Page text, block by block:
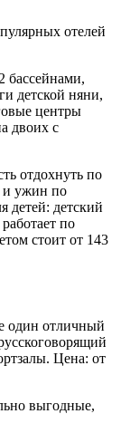
отелей
бассейнами,
детской няни,
центры
двоих с
отдохнуть по
и ужин по
детей: детский
по
стоит от 143
один отличный
Цена: от
выгодные,